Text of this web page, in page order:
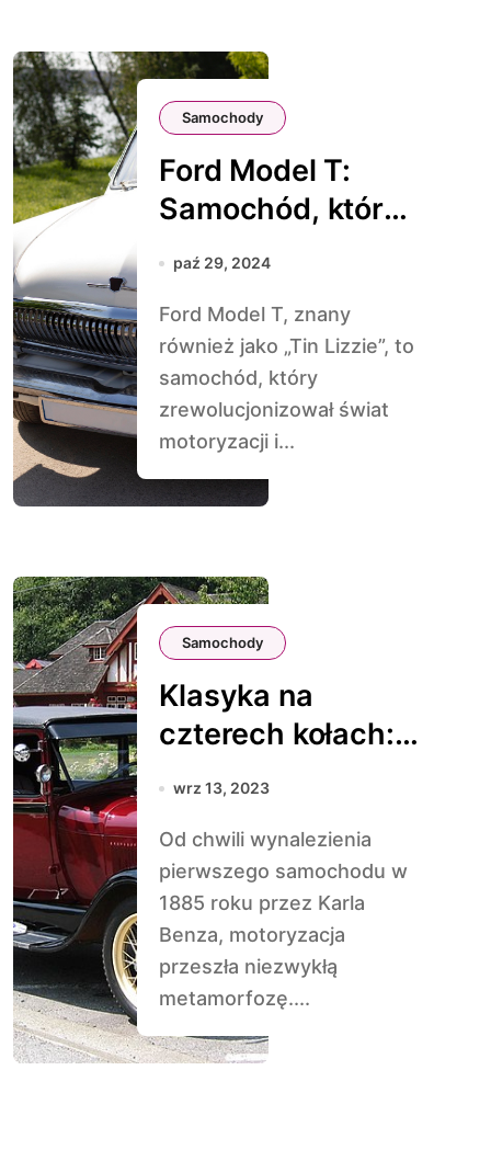
Samochody
Ford Model T:
Samochód, który
Zrewolucjonizowa
paź 29, 2024
Ford Model T, znany
również jako „Tin Lizzie”, to
samochód, który
zrewolucjonizował świat
motoryzacji i...
Samochody
Klasyka na
czterech kołach:
Najbardziej
Wszech Czasów
wrz 13, 2023
Od chwili wynalezienia
pierwszego samochodu w
1885 roku przez Karla
Benza, motoryzacja
przeszła niezwykłą
metamorfozę....